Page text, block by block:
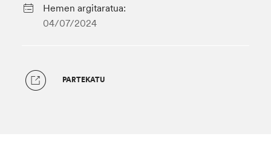
Hemen argitaratua:
04/07/2024
PARTEKATU